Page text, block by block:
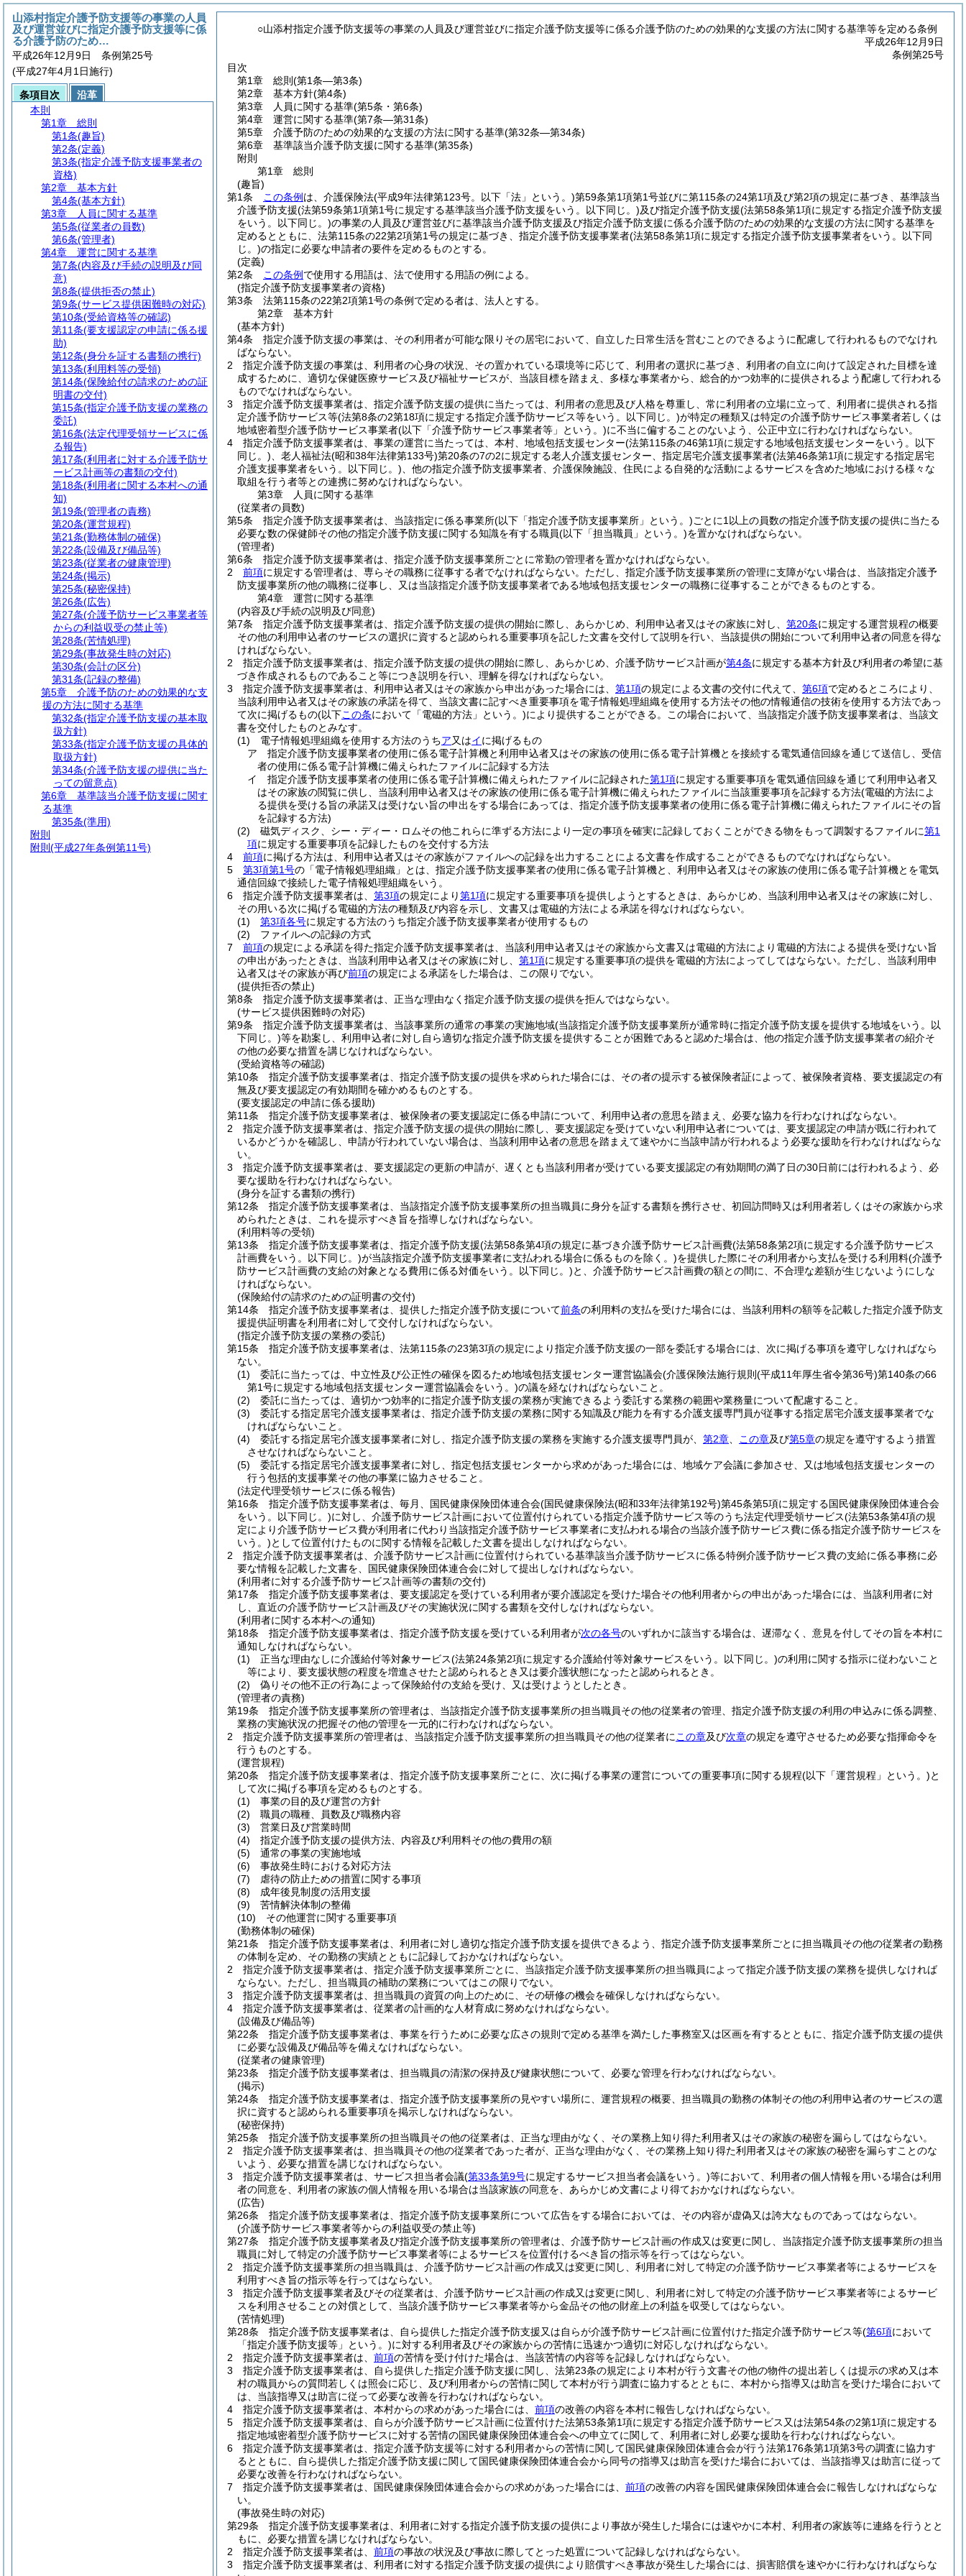
○山添村指定介護予防支援等の事業の人員及び運営並びに指定介護予防支援等に係る介護予防のための効果的な支援の方法に関する基準等を定める条例
平成26年12月9日
条例第25号
目次
第1章
総則 (第1条―第3条)
第2章
基本方針(第4条)
第3章
人員に関する基準(第5条・第6条)
第4章
運営に関する基準(第7条―第31条)
第5章
介護予防のための効果的な支援の方法に関する基準(第32条―第34条)
第6章
基準該当介護予防支援に関する基準(第35条)
附則
第1章
総則
(趣旨)
第1条
この条例 は、介護保険法(平成9年法律第123号。以下「法」という。)第59条第1項第1号並びに第115条の24第1項及び第2項の規定に基づき、基準該当
介護予防支援(法第59条第1項第1号に規定する基準該当介護予防支援をいう。以下同じ。)及び指定介護予防支援(法第58条第1項に規定する指定介護予防支援
をいう。以下同じ。)の事業の人員及び運営並びに基準該当介護予防支援及び指定介護予防支援に係る介護予防のための効果的な支援の方法に関する基準を
定めるとともに、法第115条の22第2項第1号の規定に基づき、指定介護予防支援事業者(法第58条第1項に規定する指定介護予防支援事業者をいう。以下同
じ。)の指定に必要な申請者の要件を定めるものとする。
(定義)
第2条
この条例 で使用する用語は、法で使用する用語の例による。
(指定介護予防支援事業者の資格)
第3条
法第115条の22第2項第1号の条例で定める者は、法人とする。
第2章
基本方針
(基本方針)
第4条
指定介護予防支援の事業は、その利用者が可能な限りその居宅において、自立した日常生活を営むことのできるように配慮して行われるものでなけれ
ばならない。
2
指定介護予防支援の事業は、利用者の心身の状況、その置かれている環境等に応じて、利用者の選択に基づき、利用者の自立に向けて設定された目標を達
成するために、適切な保健医療サービス及び福祉サービスが、当該目標を踏まえ、多様な事業者から、総合的かつ効率的に提供されるよう配慮して行われる
ものでなければならない。
3
指定介護予防支援事業者は、指定介護予防支援の提供に当たっては、利用者の意思及び人格を尊重し、常に利用者の立場に立って、利用者に提供される指
定介護予防サービス等(法第8条の2第18項に規定する指定介護予防サービス等をいう。以下同じ。)が特定の種類又は特定の介護予防サービス事業者若しくは
地域密着型介護予防サービス事業者(以下「介護予防サービス事業者等」という。)に不当に偏することのないよう、公正中立に行わなければならない。
4
指定介護予防支援事業者は、事業の運営に当たっては、本村、地域包括支援センター(法第115条の46第1項に規定する地域包括支援センターをいう。以下
同じ。) 、老人福祉法(昭和38年法律第133号)第20条の7の2に規定する老人介護支援センター、指定居宅介護支援事業者(法第46条第1項に規定する指定居宅
介護支援事業者をいう。以下同じ。) 、他の指定介護予防支援事業者、介護保険施設、住民による自発的な活動によるサービスを含めた地域における様々な
取組を行う者等との連携に努めなければならない。
第3章
人員に関する基準
(従業者の員数)
第5条
指定介護予防支援事業者は、当該指定に係る事業所(以下「指定介護予防支援事業所」という。)ごとに1以上の員数の指定介護予防支援の提供に当たる
必要な数の保健師その他の指定介護予防支援に関する知識を有する職員(以下「担当職員」という。)を置かなければならない。
(管理者)
第6条
指定介護予防支援事業者は、指定介護予防支援事業所ごとに常勤の管理者を置かなければならない。
2
前項に規定する管理者は、専らその職務に従事する者でなければならない。 ただし、指定介護予防支援事業所の管理に支障がない場合は、当該指定介護予
防支援事業所の他の職務に従事し、又は当該指定介護予防支援事業者である地域包括支援センターの職務に従事することができるものとする。
第4章
運営に関する基準
(内容及び手続の説明及び同意)
第7条
指定介護予防支援事業者は、指定介護予防支援の提供の開始に際し、あらかじめ、利用申込者又はその家族に対し、 第20条に規定する運営規程の概要
その他の利用申込者のサービスの選択に資すると認められる重要事項を記した文書を交付して説明を行い、当該提供の開始について利用申込者の同意を得な
ければならない。
2
指定介護予防支援事業者は、指定介護予防支援の提供の開始に際し、あらかじめ、介護予防サービス計画が第4条に規定する基本方針及び利用者の希望に基
づき作成されるものであること等につき説明を行い、理解を得なければならない。
3
指定介護予防支援事業者は、利用申込者又はその家族から申出があった場合には、 第1項の規定による文書の交付に代えて、 第6項で定めるところにより、
当該利用申込者又はその家族の承諾を得て、当該文書に記すべき重要事項を電子情報処理組織を使用する方法その他の情報通信の技術を使用する方法であっ
て次に掲げるもの(以下この条において「電磁的方法」という。)により提供することができる。
この場合において、当該指定介護予防支援事業者は、当該文
書を交付したものとみなす。
(1)
電子情報処理組織を使用する方法のうちア又はイに掲げるもの
ア
指定介護予防支援事業者の使用に係る電子計算機と利用申込者又はその家族の使用に係る電子計算機とを接続する電気通信回線を通じて送信し、受信
者の使用に係る電子計算機に備えられたファイルに記録する方法
イ
指定介護予防支援事業者の使用に係る電子計算機に備えられたファイルに記録された第1項に規定する重要事項を電気通信回線を通じて利用申込者又
はその家族の閲覧に供し、当該利用申込者又はその家族の使用に係る電子計算機に備えられたファイルに当該重要事項を記録する方法(電磁的方法によ
る提供を受ける旨の承諾又は受けない旨の申出をする場合にあっては、指定介護予防支援事業者の使用に係る電子計算機に備えられたファイルにその旨
を記録する方法)
(2)
磁気ディスク、シー・ディー・ロムその他これらに準ずる方法により一定の事項を確実に記録しておくことができる物をもって調製するファイルに第1
項に規定する重要事項を記録したものを交付する方法
4
前項に掲げる方法は、利用申込者又はその家族がファイルへの記録を出力することによる文書を作成することができるものでなければならない。
5
第3項第1号の「電子情報処理組織」とは、指定介護予防支援事業者の使用に係る電子計算機と、利用申込者又はその家族の使用に係る電子計算機とを電気
通信回線で接続した電子情報処理組織をいう。
6
指定介護予防支援事業者は、 第3項の規定により第1項に規定する重要事項を提供しようとするときは、あらかじめ、当該利用申込者又はその家族に対し、
その用いる次に掲げる電磁的方法の種類及び内容を示し、文書又は電磁的方法による承諾を得なければならない。
(1)
第3項各号に規定する方法のうち指定介護予防支援事業者が使用するもの
(2)
ファイルへの記録の方式
7
前項の規定による承諾を得た指定介護予防支援事業者は、当該利用申込者又はその家族から文書又は電磁的方法により電磁的方法による提供を受けない旨
の申出があったときは、当該利用申込者又はその家族に対し、 第1項に規定する重要事項の提供を電磁的方法によってしてはならない。 ただし、当該利用申
込者又はその家族が再び前項の規定による承諾をした場合は、この限りでない。
(提供拒否の禁止)
第8条
指定介護予防支援事業者は、正当な理由なく指定介護予防支援の提供を拒んではならない。
(サービス提供困難時の対応)
第9条
指定介護予防支援事業者は、当該事業所の通常の事業の実施地域(当該指定介護予防支援事業所が通常時に指定介護予防支援を提供する地域をいう。以
下同じ。)等を勘案し、利用申込者に対し自ら適切な指定介護予防支援を提供することが困難であると認めた場合は、他の指定介護予防支援事業者の紹介そ
の他の必要な措置を講じなければならない。
(受給資格等の確認)
第10条
指定介護予防支援事業者は、指定介護予防支援の提供を求められた場合には、その者の提示する被保険者証によって、被保険者資格、要支援認定の有
無及び要支援認定の有効期間を確かめるものとする。
(要支援認定の申請に係る援助)
第11条
指定介護予防支援事業者は、被保険者の要支援認定に係る申請について、利用申込者の意思を踏まえ、必要な協力を行わなければならない。
2
指定介護予防支援事業者は、指定介護予防支援の提供の開始に際し、要支援認定を受けていない利用申込者については、要支援認定の申請が既に行われて
いるかどうかを確認し、申請が行われていない場合は、当該利用申込者の意思を踏まえて速やかに当該申請が行われるよう必要な援助を行わなければならな
い。
3
指定介護予防支援事業者は、要支援認定の更新の申請が、遅くとも当該利用者が受けている要支援認定の有効期間の満了日の30日前には行われるよう、必
要な援助を行わなければならない。
(身分を証する書類の携行)
第12条
指定介護予防支援事業者は、当該指定介護予防支援事業所の担当職員に身分を証する書類を携行させ、初回訪問時又は利用者若しくはその家族から求
められたときは、これを提示すべき旨を指導しなければならない。
(利用料等の受領)
第13条
指定介護予防支援事業者は、指定介護予防支援(法第58条第4項の規定に基づき介護予防サービス計画費(法第58条第2項に規定する介護予防サービス
計画費をいう。以下同じ。)が当該指定介護予防支援事業者に支払われる場合に係るものを除く。)を提供した際にその利用者から支払を受ける利用料(介護予
防サービス計画費の支給の対象となる費用に係る対価をいう。以下同じ。)と、介護予防サービス計画費の額との間に、不合理な差額が生じないようにしな
ければならない。
(保険給付の請求のための証明書の交付)
第14条
指定介護予防支援事業者は、提供した指定介護予防支援について前条の利用料の支払を受けた場合には、当該利用料の額等を記載した指定介護予防支
援提供証明書を利用者に対して交付しなければならない。
(指定介護予防支援の業務の委託)
第15条
指定介護予防支援事業者は、法第115条の23第3項の規定により指定介護予防支援の一部を委託する場合には、次に掲げる事項を遵守しなければなら
ない。
(1)
委託に当たっては、中立性及び公正性の確保を図るため地域包括支援センター運営協議会(介護保険法施行規則 (平成11年厚生省令第36号)第140条の66
第1号に規定する地域包括支援センター運営協議会をいう。)の議を経なければならないこと。
(2)
委託に当たっては、適切かつ効率的に指定介護予防支援の業務が実施できるよう委託する業務の範囲や業務量について配慮すること。
(3)
委託する指定居宅介護支援事業者は、指定介護予防支援の業務に関する知識及び能力を有する介護支援専門員が従事する指定居宅介護支援事業者でな
ければならないこと。
(4)
委託する指定居宅介護支援事業者に対し、指定介護予防支援の業務を実施する介護支援専門員が、 第2章 この章及び第5章の規定を遵守するよう措置
させなければならないこと。
(5)
委託する指定居宅介護支援事業者に対し、指定包括支援センターから求めがあった場合には、地域ケア会議に参加させ、又は地域包括支援センターの
行う包括的支援事業その他の事業に協力させること。
(法定代理受領サービスに係る報告)
第16条
指定介護予防支援事業者は、毎月、国民健康保険団体連合会(国民健康保険法(昭和33年法律第192号)第45条第5項に規定する国民健康保険団体連合会
をいう。以下同じ。)に対し、介護予防サービス計画において位置付けられている指定介護予防サービス等のうち法定代理受領サービス(法第53条第4項の規
定により介護予防サービス費が利用者に代わり当該指定介護予防サービス事業者に支払われる場合の当該介護予防サービス費に係る指定介護予防サービスを
いう。)として位置付けたものに関する情報を記載した文書を提出しなければならない。
2
指定介護予防支援事業者は、介護予防サービス計画に位置付けられている基準該当介護予防サービスに係る特例介護予防サービス費の支給に係る事務に必
要な情報を記載した文書を、国民健康保険団体連合会に対して提出しなければならない。
(利用者に対する介護予防サービス計画等の書類の交付)
第17条
指定介護予防支援事業者は、要支援認定を受けている利用者が要介護認定を受けた場合その他利用者からの申出があった場合には、当該利用者に対
し、直近の介護予防サービス計画及びその実施状況に関する書類を交付しなければならない。
(利用者に関する本村への通知)
第18条
指定介護予防支援事業者は、指定介護予防支援を受けている利用者が次の各号のいずれかに該当する場合は、遅滞なく、意見を付してその旨を本村に
通知しなければならない。
(1)
正当な理由なしに介護給付等対象サービス(法第24条第2項に規定する介護給付等対象サービスをいう。以下同じ。)の利用に関する指示に従わないこと
等により、要支援状態の程度を増進させたと認められるとき又は要介護状態になったと認められるとき。
(2)
偽りその他不正の行為によって保険給付の支給を受け、又は受けようとしたとき。
(管理者の責務)
第19条
指定介護予防支援事業所の管理者は、当該指定介護予防支援事業所の担当職員その他の従業者の管理、指定介護予防支援の利用の申込みに係る調整、
業務の実施状況の把握その他の管理を一元的に行わなければならない。
2
指定介護予防支援事業所の管理者は、当該指定介護予防支援事業所の担当職員その他の従業者に この章及び次章の規定を遵守させるため必要な指揮命令を
行うものとする。
(運営規程)
第20条
指定介護予防支援事業者は、指定介護予防支援事業所ごとに、次に掲げる事業の運営についての重要事項に関する規程(以下「運営規程」という。)と
して次に掲げる事項を定めるものとする。
(1)
事業の目的及び運営の方針
(2)
職員の職種、員数及び職務内容
(3)
営業日及び営業時間
(4)
指定介護予防支援の提供方法、内容及び利用料その他の費用の額
(5)
通常の事業の実施地域
(6)
事故発生時における対応方法
(7)
虐待の防止ための措置に関する事項
(8)
成年後見制度の活用支援
(9)
苦情解決体制の整備
(10)
その他運営に関する重要事項
(勤務体制の確保)
第21条
指定介護予防支援事業者は、利用者に対し適切な指定介護予防支援を提供できるよう、指定介護予防支援事業所ごとに担当職員その他の従業者の勤務
の体制を定め、その勤務の実績とともに記録しておかなければならない。
2
指定介護予防支援事業者は、指定介護予防支援事業所ごとに、当該指定介護予防支援事業所の担当職員によって指定介護予防支援の業務を提供しなければ
ならない。 ただし、担当職員の補助の業務についてはこの限りでない。
3
指定介護予防支援事業者は、担当職員の資質の向上のために、その研修の機会を確保しなければならない。
4
指定介護予防支援事業者は、従業者の計画的な人材育成に努めなければならない。
(設備及び備品等)
第22条
指定介護予防支援事業者は、事業を行うために必要な広さの規則で定める基準を満たした事務室又は区画を有するとともに、指定介護予防支援の提供
に必要な設備及び備品等を備えなければならない。
(従業者の健康管理)
第23条
指定介護予防支援事業者は、担当職員の清潔の保持及び健康状態について、必要な管理を行わなければならない。
(掲示)
第24条
指定介護予防支援事業者は、指定介護予防支援事業所の見やすい場所に、運営規程の概要、担当職員の勤務の体制その他の利用申込者のサービスの選
択に資すると認められる重要事項を掲示しなければならない。
(秘密保持)
第25条
指定介護予防支援事業所の担当職員その他の従業者は、正当な理由がなく、その業務上知り得た利用者又はその家族の秘密を漏らしてはならない。
2
指定介護予防支援事業者は、担当職員その他の従業者であった者が、正当な理由がなく、その業務上知り得た利用者又はその家族の秘密を漏らすことのな
いよう、必要な措置を講じなければならない。
3
指定介護予防支援事業者は、サービス担当者会議(第33条第9号に規定するサービス担当者会議をいう。)等において、利用者の個人情報を用いる場合は利用
者の同意を、利用者の家族の個人情報を用いる場合は当該家族の同意を、あらかじめ文書により得ておかなければならない。
(広告)
第26条
指定介護予防支援事業者は、指定介護予防支援事業所について広告をする場合においては、その内容が虚偽又は誇大なものであってはならない。
(介護予防サービス事業者等からの利益収受の禁止等)
第27条
指定介護予防支援事業者及び指定介護予防支援事業所の管理者は、介護予防サービス計画の作成又は変更に関し、当該指定介護予防支援事業所の担当
職員に対して特定の介護予防サービス事業者等によるサービスを位置付けるべき旨の指示等を行ってはならない。
2
指定介護予防支援事業所の担当職員は、介護予防サービス計画の作成又は変更に関し、利用者に対して特定の介護予防サービス事業者等によるサービスを
利用すべき旨の指示等を行ってはならない。
3
指定介護予防支援事業者及びその従業者は、介護予防サービス計画の作成又は変更に関し、利用者に対して特定の介護予防サービス事業者等によるサービ
スを利用させることの対償として、当該介護予防サービス事業者等から金品その他の財産上の利益を収受してはならない。
(苦情処理)
第28条
指定介護予防支援事業者は、自ら提供した指定介護予防支援又は自らが介護予防サービス計画に位置付けた指定介護予防サービス等(第6項において
「指定介護予防支援等」という。)に対する利用者及びその家族からの苦情に迅速かつ適切に対応しなければならない。
2
指定介護予防支援事業者は、 前項の苦情を受け付けた場合は、当該苦情の内容等を記録しなければならない。
3
指定介護予防支援事業者は、自ら提供した指定介護予防支援に関し、法第23条の規定により本村が行う文書その他の物件の提出若しくは提示の求め又は本
村の職員からの質問若しくは照会に応じ、及び利用者からの苦情に関して本村が行う調査に協力するとともに、本村から指導又は助言を受けた場合において
は、当該指導又は助言に従って必要な改善を行わなければならない。
4
指定介護予防支援事業者は、本村からの求めがあった場合には、 前項の改善の内容を本村に報告しなければならない。
5
指定介護予防支援事業者は、自らが介護予防サービス計画に位置付けた法第53条第1項に規定する指定介護予防サービス又は法第54条の2第1項に規定する
指定地域密着型介護予防サービスに対する苦情の国民健康保険団体連合会への申立てに関して、利用者に対し必要な援助を行わなければならない。
6
指定介護予防支援事業者は、指定介護予防支援等に対する利用者からの苦情に関して国民健康保険団体連合会が行う法第176条第1項第3号の調査に協力す
るとともに、自ら提供した指定介護予防支援に関して国民健康保険団体連合会から同号の指導又は助言を受けた場合においては、当該指導又は助言に従って
必要な改善を行わなければならない。
7
指定介護予防支援事業者は、国民健康保険団体連合会からの求めがあった場合には、 前項の改善の内容を国民健康保険団体連合会に報告しなければならな
い。
(事故発生時の対応)
第29条
指定介護予防支援事業者は、利用者に対する指定介護予防支援の提供により事故が発生した場合には速やかに本村、利用者の家族等に連絡を行うとと
もに、必要な措置を講じなければならない。
2
指定介護予防支援事業者は、 前項の事故の状況及び事故に際してとった処置について記録しなければならない。
3
指定介護予防支援事業者は、利用者に対する指定介護予防支援の提供により賠償すべき事故が発生した場合には、損害賠償を速やかに行わなければならな
山添村指定介護予防支援等の事業の人員
及び運営並びに指定介護予防支援等に係
る介護予防のため…
平成26年12月9日 条例第25号
(平成27年4月1日施行)
条項目次
沿革
本則
第1章
総則
第1条(趣旨)
第2条(定義)
第3条(指定介護予防支援事業者の
資格)
第2章
基本方針
第4条(基本方針)
第3章
人員に関する基準
第5条(従業者の員数)
第6条(管理者)
第4章
運営に関する基準
第7条(内容及び手続の説明及び同
意)
第8条(提供拒否の禁止)
第9条(サービス提供困難時の対応)
第10条(受給資格等の確認)
第11条(要支援認定の申請に係る援
助)
第12条(身分を証する書類の携行)
第13条(利用料等の受領)
第14条(保険給付の請求のための証
明書の交付)
第15条(指定介護予防支援の業務の
委託)
第16条(法定代理受領サービスに係
る報告)
第17条(利用者に対する介護予防サ
ービス計画等の書類の交付)
第18条(利用者に関する本村への通
知)
第19条(管理者の責務)
第20条(運営規程)
第21条(勤務体制の確保)
第22条(設備及び備品等)
第23条(従業者の健康管理)
第24条(掲示)
第25条(秘密保持)
第26条(広告)
第27条(介護予防サービス事業者等
からの利益収受の禁止等)
第28条(苦情処理)
第29条(事故発生時の対応)
第30条(会計の区分)
第31条(記録の整備)
第5章
介護予防のための効果的な支
援の方法に関する基準
第32条(指定介護予防支援の基本取
扱方針)
第33条(指定介護予防支援の具体的
取扱方針)
第34条(介護予防支援の提供に当た
っての留意点)
第6章
基準該当介護予防支援に関す
る基準
第35条(準用)
附則
附則 (平成27年条例第11号)